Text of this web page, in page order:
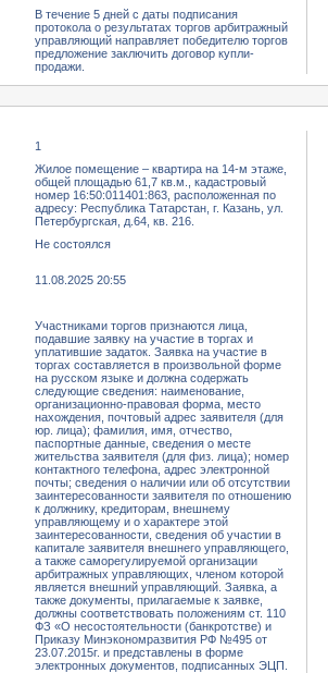
В течение 5 дней с даты подписания
протокола о результатах торгов арбитражный
управляющий направляет победителю торгов
предложение заключить договор купли-
продажи.
1
Жилое помещение – квартира на 14-м этаже,
общей площадью 61,7 кв.м., кадастровый
номер 16:50:011401:863, расположенная по
адресу: Республика Татарстан, г. Казань, ул.
Петербургская, д.64, кв. 216.
Не состоялся
11.08.2025 20:55
Участниками торгов признаются лица,
подавшие заявку на участие в торгах и
уплатившие задаток. Заявка на участие в
торгах составляется в произвольной форме
на русском языке и должна содержать
следующие сведения: наименование,
организационно-правовая форма, место
нахождения, почтовый адрес заявителя (для
юр. лица); фамилия, имя, отчество,
паспортные данные, сведения о месте
жительства заявителя (для физ. лица); номер
контактного телефона, адрес электронной
почты; сведения о наличии или об отсутствии
заинтересованности заявителя по отношению
к должнику, кредиторам, внешнему
управляющему и о характере этой
заинтересованности, сведения об участии в
капитале заявителя внешнего управляющего,
а также саморегулируемой организации
арбитражных управляющих, членом которой
является внешний управляющий. Заявка, а
также документы, прилагаемые к заявке,
должны соответствовать положениям ст. 110
ФЗ «О несостоятельности (банкротстве) и
Приказу Минэкономразвития РФ №495 от
23.07.2015г. и представлены в форме
электронных документов, подписанных ЭЦП.